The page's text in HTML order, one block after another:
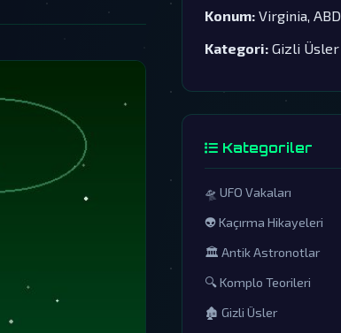
Konum: Virginia, ABD
Kategori: Gizli Üsler
Kategoriler
🛸 UFO Vakaları
👽 Kaçırma Hikayeleri
🏛️ Antik Astronotlar
🔍 Komplo Teorileri
🏚️ Gizli Üsler